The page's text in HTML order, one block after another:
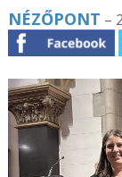
NÉZŐPONT –